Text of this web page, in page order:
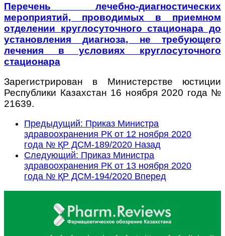
Перечень лечебно-диагностических
мероприятий, проводимых в приемном
отделении круглосуточного стационара до
установления диагноза, не требующего
лечения в условиях круглосуточного
стационара
Зарегистрирован в Министерстве юстиции
Республики Казахстан 16 ноября 2020 года №
21639.
Предыдущий: Приказ Министра
здравоохранения РК от 12 ноября 2020
года № ҚР ДСМ-189/2020 Назад
Следующий: Приказ Министра
здравоохранения РК от 13 ноября 2020
года № ҚР ДСМ-194/2020 Вперед